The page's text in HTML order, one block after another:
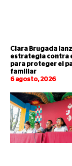
Clara Brugada
estrategia contra
para proteger el
familiar
6 agosto, 2026